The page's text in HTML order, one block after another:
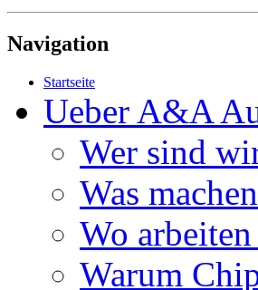
Navigation
Startseite
Ueber A&A
Wer sind
Was
Wo
Warum